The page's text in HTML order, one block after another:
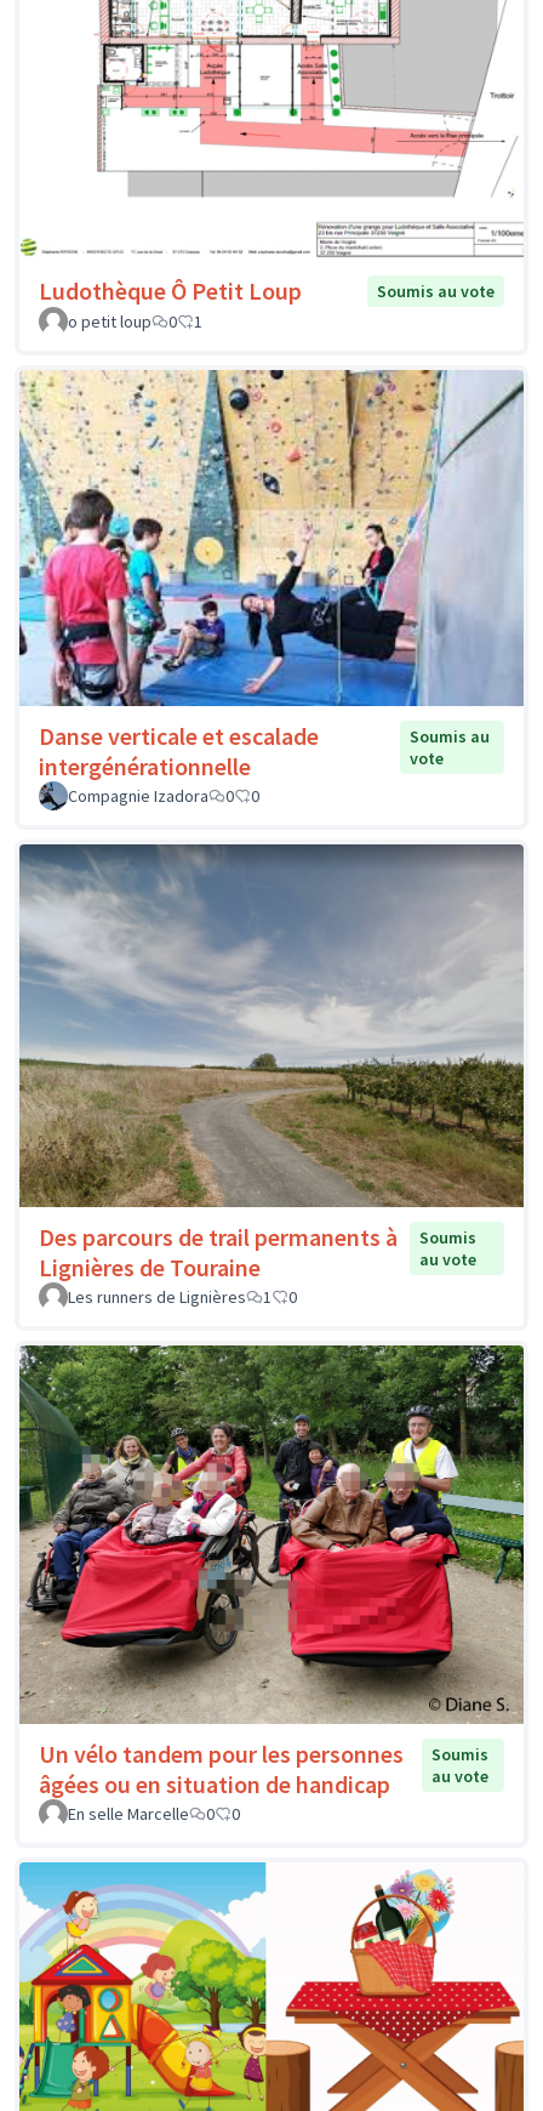
Ludothèque Ô Petit Loup
Soumis au vote
o petit loup
0 1
Danse verticale et escalade
intergénérationnelle
Soumis au
vote
Compagnie Izadora
0 0
Des parcours de trail permanents à
Lignières de Touraine
Soumis
au vote
Les runners de Lignières
1 0
Un vélo tandem pour les personnes
âgées ou en situation de handicap
Soumis
au vote
En selle Marcelle
0 0